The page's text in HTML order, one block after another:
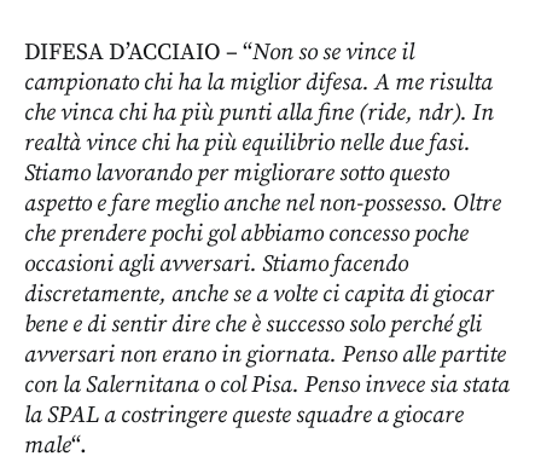
DIFESA D’ACCIAIO – “Non so se vince il
campionato chi ha la miglior difesa. A me risulta
che vinca chi ha più punti alla fine (ride, ndr). In
realtà vince chi ha più equilibrio nelle due fasi.
Stiamo lavorando per migliorare sotto questo
aspetto e fare meglio anche nel non-possesso. Oltre
che prendere pochi gol abbiamo concesso poche
occasioni agli avversari. Stiamo facendo
discretamente, anche se a volte ci capita di giocar
bene e di sentir dire che è successo solo perché gli
avversari non erano in giornata. Penso alle partite
con la Salernitana o col Pisa. Penso invece sia stata
la SPAL a costringere queste squadre a giocare
male“.